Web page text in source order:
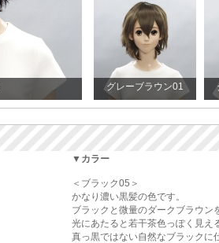
グレーブラウン01
▼カラー
＜ブラック05＞
かなり濃い黒髪の色です。
ブラックと微量のダークブラウン
光にあたると若干茶色っぽく見え
真っ黒ではない自然なブラックに